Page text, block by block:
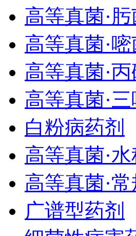
高等真菌·
高等真菌·
高等真菌·丙
高等真菌·三
白粉病药剂
高等真菌·
高等真菌·常
广谱型药剂